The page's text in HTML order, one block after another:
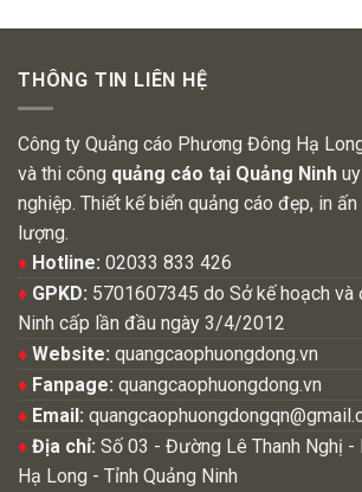
THÔNG TIN LIÊN HỆ
Công ty Quảng cáo Phương Đông Hạ
và thi công quảng cáo tại Quảng Ninh
nghiệp. Thiết kế biển quảng cáo đẹp, in
lượng.
♦ Hotline: 02033 833 426
♦ GPKD: 5701607345 do Sở kế hoạch và
Ninh cấp lần đầu ngày 3/4/2012
♦ Website: quangcaophuongdong.vn
♦ Fanpage: quangcaophuongdong.vn
♦ Email:
♦ Địa chỉ: Số 03 - Đường Lê Thanh Nghị -
Hạ Long - Tỉnh Quảng Ninh